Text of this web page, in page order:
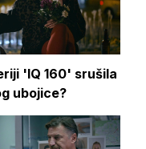
'IQ 160' srušila
ubojice?